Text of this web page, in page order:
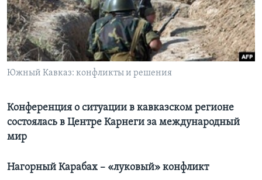
Learning English
СОЦИАЛЬНЫЕ СЕТИ
Языки
Южный Кавказ: конфликты и решения
Конференция о ситуации в кавказском регионе
состоялась в Центре Карнеги за международный
мир
Нагорный Карабах – «луковый» конфликт